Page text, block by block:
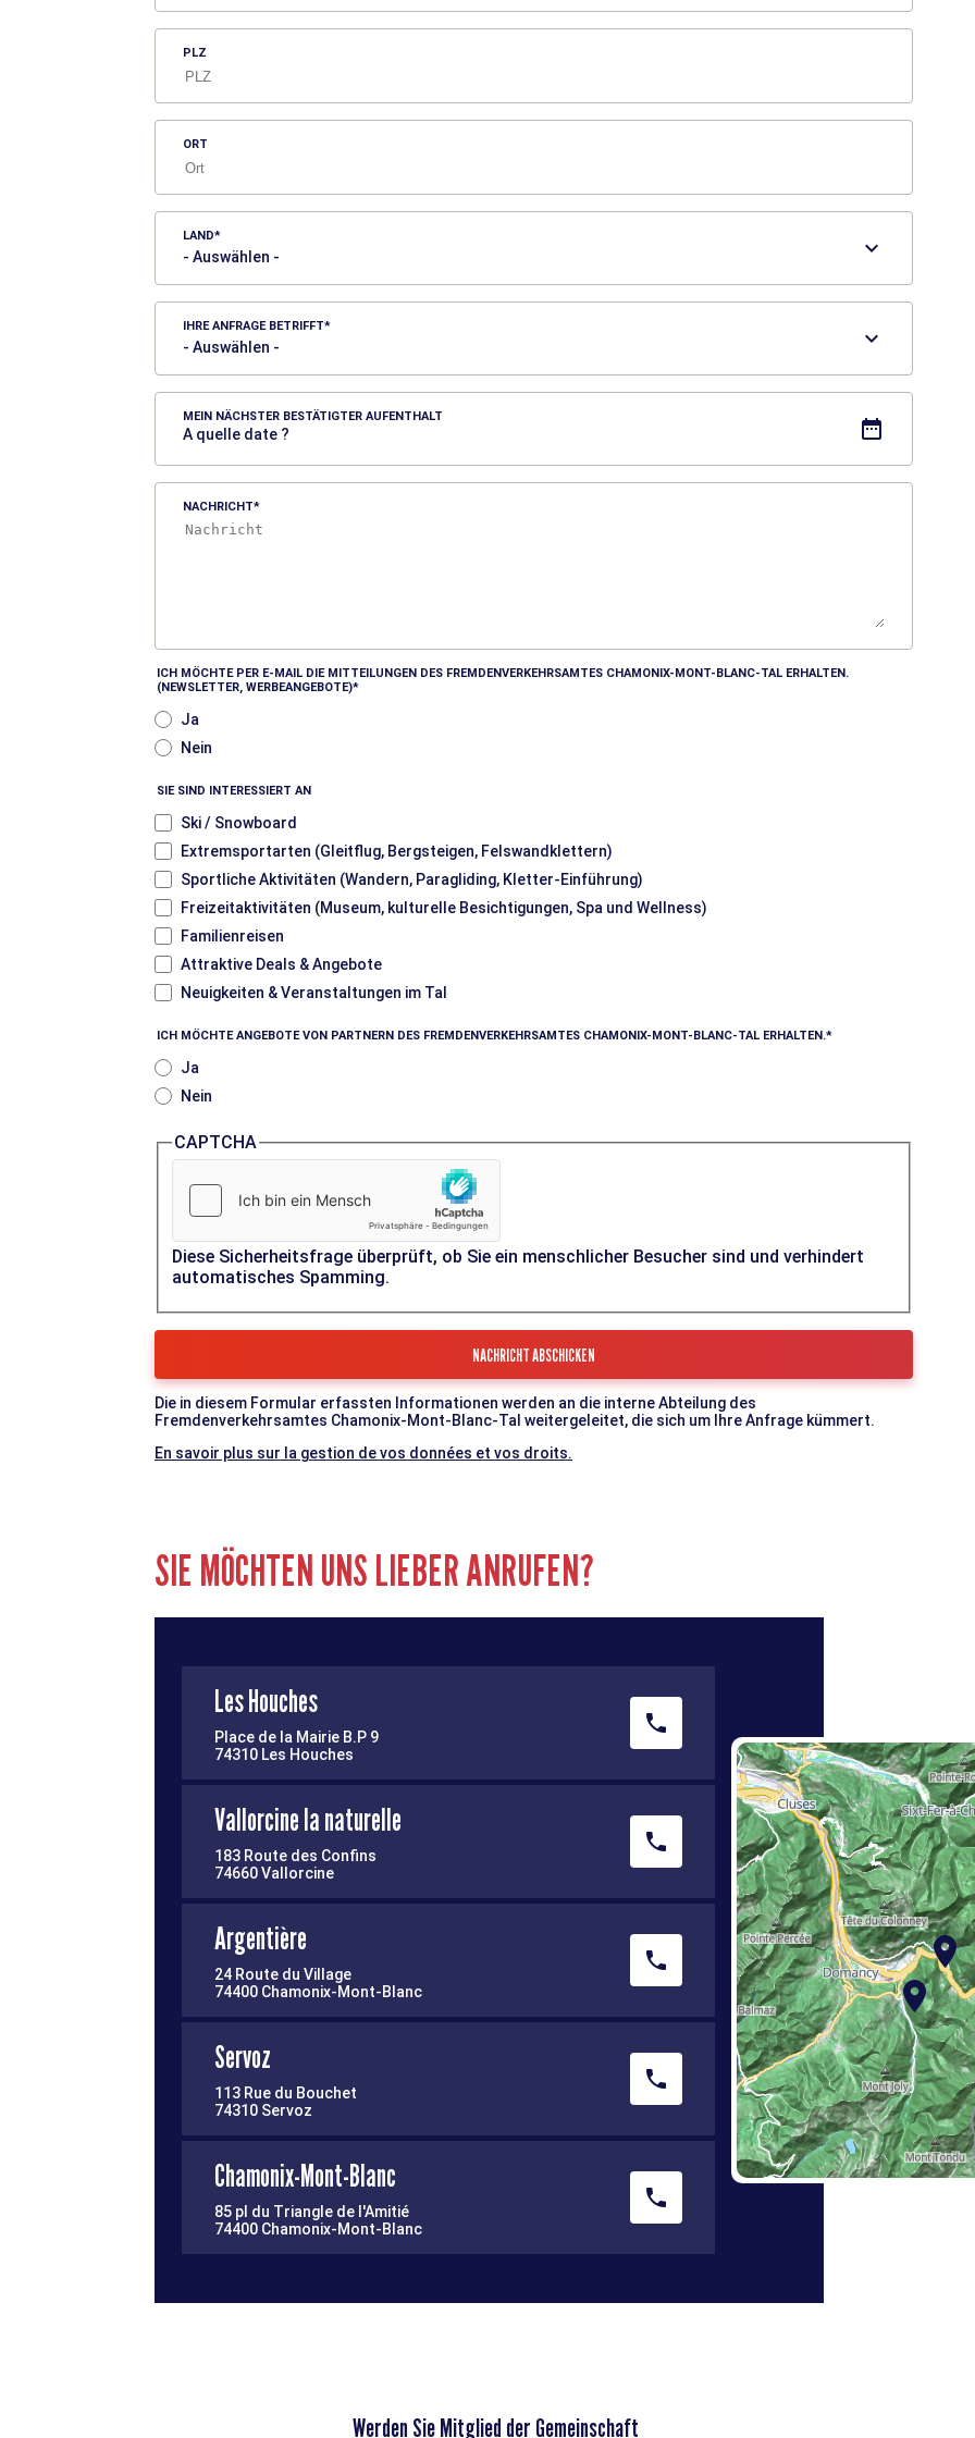
PLZ
ORT
LAND
IHRE ANFRAGE BETRIFFT
MEIN NÄCHSTER BESTÄTIGTER AUFENTHALT
A quelle date ?
NACHRICHT
ICH MÖCHTE PER E-MAIL DIE MITTEILUNGEN DES FREMDENVERKEHRSAMTES CHAMONIX-MONT-BLANC-TAL ERHALTEN.
(NEWSLETTER, WERBEANGEBOTE)
Ja
Nein
SIE SIND INTERESSIERT AN
Ski / Snowboard
Extremsportarten (Gleitflug, Bergsteigen, Felswandklettern)
Sportliche Aktivitäten (Wandern, Paragliding, Kletter-Einführung)
Freizeitaktivitäten (Museum, kulturelle Besichtigungen, Spa und Wellness)
Familienreisen
Attraktive Deals & Angebote
Neuigkeiten & Veranstaltungen im Tal
ICH MÖCHTE ANGEBOTE VON PARTNERN DES FREMDENVERKEHRSAMTES CHAMONIX-MONT-BLANC-TAL ERHALTEN.
Ja
Nein
CAPTCHA
Diese Sicherheitsfrage überprüft, ob Sie ein menschlicher Besucher sind und verhindert
automatisches Spamming.
Die in diesem Formular erfassten Informationen werden an die interne Abteilung des
Fremdenverkehrsamtes Chamonix-Mont-Blanc-Tal weitergeleitet, die sich um Ihre Anfrage kümmert.
En savoir plus sur la gestion de vos données et vos droits.
SIE MÖCHTEN UNS LIEBER ANRUFEN?
Les Houches
Place de la Mairie B.P 9
74310 Les Houches
Vallorcine la naturelle
183 Route des Confins
74660 Vallorcine
Argentière
24 Route du Village
74400 Chamonix-Mont-Blanc
Servoz
113 Rue du Bouchet
74310 Servoz
Chamonix-Mont-Blanc
85 pl du Triangle de l'Amitié
74400 Chamonix-Mont-Blanc
Werden Sie Mitglied der Gemeinschaft